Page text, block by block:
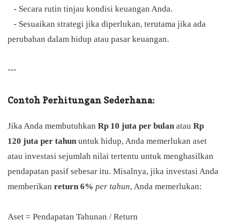
- Secara rutin tinjau kondisi keuangan Anda.
- Sesuaikan strategi jika diperlukan, terutama jika ada
perubahan dalam hidup atau pasar keuangan.
---
Contoh Perhitungan Sederhana:
Jika Anda membutuhkan Rp 10 juta per bulanatau Rp
120 juta per tahununtuk hidup, Anda memerlukan aset
atau investasi sejumlah nilai tertentu untuk menghasilkan
pendapatan pasif sebesar itu. Misalnya, jika investasi Anda
memberikan return 6% per tahun, Anda memerlukan:
Aset = Pendapatan Tahunan / Return